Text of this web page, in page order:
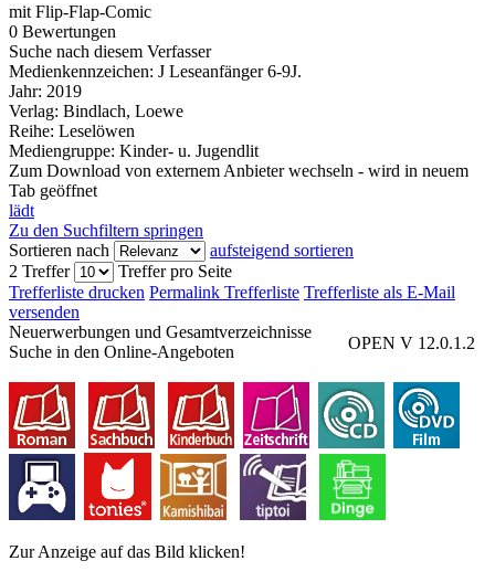
mit Flip-Flap-Comic
0 Bewertungen
Suche nach diesem Verfasser
Medienkennzeichen: J Leseanfänger 6-9J.
Jahr: 2019
Verlag: Bindlach, Loewe
Reihe: Leselöwen
Mediengruppe: Kinder- u. Jugendlit
Zum Download von externem Anbieter wechseln - wird in neuem
Tab geöffnet
lädt
Zu den Suchfiltern springen
Sortieren nach
aufsteigend sortieren
2 Treffer
Treffer pro Seite
Trefferliste drucken Permalink Trefferliste Trefferliste als E-Mail
versenden
OPEN V 12.0.1.2
Neuerwerbungen und Gesamtverzeichnisse
Zur Anzeige auf das Bild klicken!
Suche in den Online-Angeboten